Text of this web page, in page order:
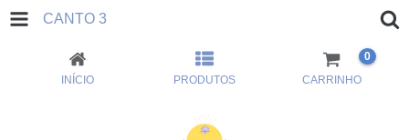
CANTO 3
INÍCIO PRODUTOS CARRINHO
0